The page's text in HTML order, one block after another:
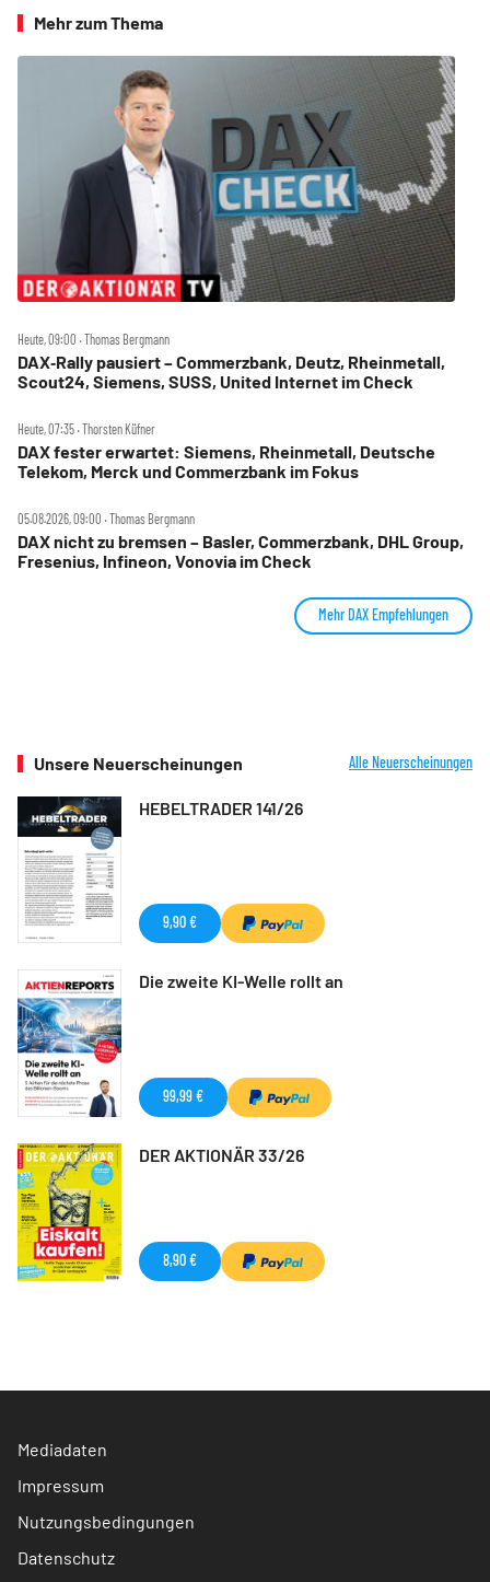
Mehr zum Thema
Heute, 09:00 ‧ Thomas Bergmann
DAX‑Rally pausiert – Commerzbank, Deutz, Rheinmetall,
Scout24, Siemens, SUSS, United Internet im Check
Heute, 07:35 ‧ Thorsten Küfner
DAX fester erwartet: Siemens, Rheinmetall, Deutsche
Telekom, Merck und Commerzbank im Fokus
05.08.2026, 09:00 ‧ Thomas Bergmann
DAX nicht zu bremsen – Basler, Commerzbank, DHL Group,
Fresenius, Infineon, Vonovia im Check
Mehr DAX Empfehlungen
Unsere Neuerscheinungen Alle Neuerscheinungen
HEBELTRADER 141/26
9,90 €
Die zweite KI-Welle rollt an
99,99 €
DER AKTIONÄR 33/26
8,90 €
Mediadaten
Impressum
Nutzungsbedingungen
Datenschutz